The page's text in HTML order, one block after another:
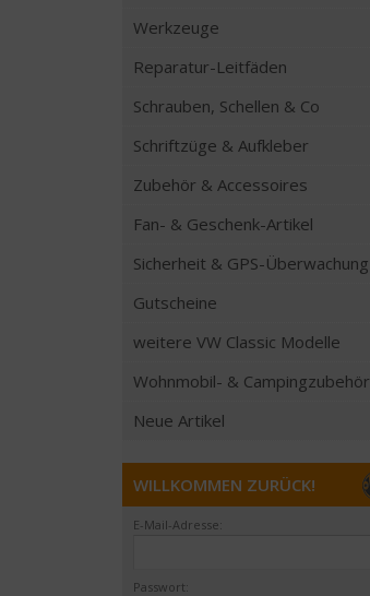
Werkzeuge
Reparatur-Leitfäden
Schrauben, Schellen & Co
Schriftzüge & Aufkleber
Zubehör & Accessoires
Fan- & Geschenk-Artikel
Sicherheit & GPS-Überwachung
Gutscheine
weitere VW Classic Modelle
Wohnmobil- & Campingzubehör
Neue Artikel
WILLKOMMEN ZURÜCK!
E-Mail-Adresse:
Passwort: